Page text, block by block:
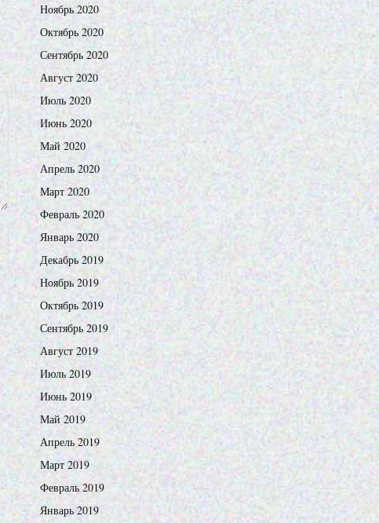
Ноябрь 2020
Октябрь 2020
Сентябрь 2020
Август 2020
Июль 2020
Июнь 2020
Май 2020
Апрель 2020
Март 2020
Февраль 2020
Январь 2020
Декабрь 2019
Ноябрь 2019
Октябрь 2019
Сентябрь 2019
Август 2019
Июль 2019
Июнь 2019
Май 2019
Апрель 2019
Март 2019
Февраль 2019
Январь 2019